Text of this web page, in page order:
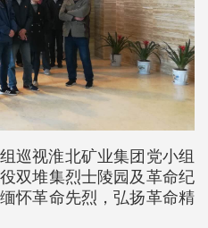
巡视淮北矿业集团党小组
双堆集烈士陵园及革命纪
怀革命先烈，弘扬革命精